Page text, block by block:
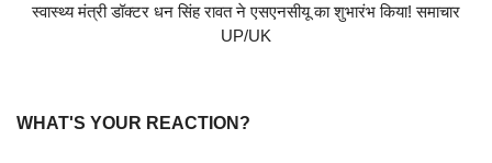
स्वास्थ्य मंत्री डॉक्टर धन सिंह रावत ने एसएनसीयू का शुभारंभ किया! समाचार
UP/UK
WHAT'S YOUR REACTION?